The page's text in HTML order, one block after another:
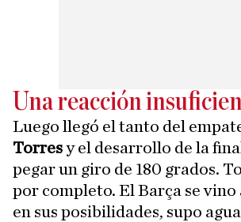
Una reacción
Luego llegó el tanto del
Torresy el desarrollo de la
pegar un giro de 180 grados.
por completo. El Barça se
en sus posibilidades, supo